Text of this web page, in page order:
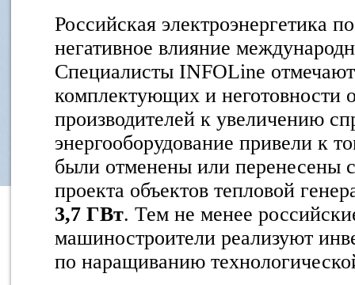
Российская электроэнергетика
негативное влияние
Специалисты INFOLine
комплектующих и неготовности
производителей к увеличению
энергооборудование привели к
были отменены или перенесены
проекта объектов тепловой
3,7 ГВт. Тем не менее
машиностроители реализуют
по наращиванию